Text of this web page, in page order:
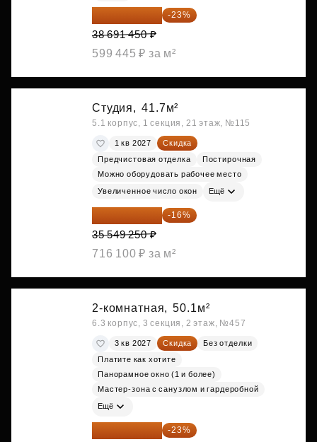
29 792 417 ₽ -23%
38 691 450 ₽
599 445 ₽ за м²
Студия, 41.7м²
5.1 корпус, 1 секция, 21 этаж, №115
1 кв 2027
Скидка
Предчистовая отделка
Постирочная
Можно оборудовать рабочее место
Увеличенное число окон Ещё
29 861 370 ₽ -16%
35 549 250 ₽
716 100 ₽ за м²
2-комнатная, 50.1м²
6.3 корпус, 3 секция, 2 этаж, №457
3 кв 2027 Скидка
Без отделки
Платите как хотите
Панорамное окно (1 и более)
Мастер-зона с санузлом и гардеробной
Ещё
29 877 887 ₽ -23%